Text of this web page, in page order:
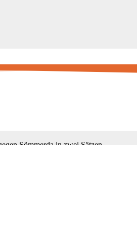
hochmotiviert in der Suhler
Sömmerda in zwei Sätzen.
Ausgleich mehr möglich.
zu trainieren um uns in den folgenden